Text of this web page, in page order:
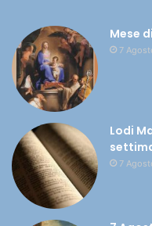
Mese
7
Lodi
7